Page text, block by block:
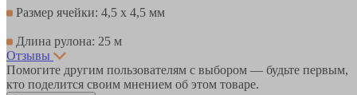
Размер ячейки: 4,5 х 4,5 мм
Длина рулона: 25 м
Отзывы
Помогите другим пользователям с выбором — будьте первым,
кто поделится своим мнением об этом товаре.